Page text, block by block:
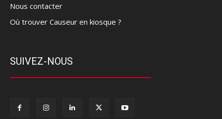
Nous contacter
Où trouver Causeur en kiosque ?
SUIVEZ-NOUS